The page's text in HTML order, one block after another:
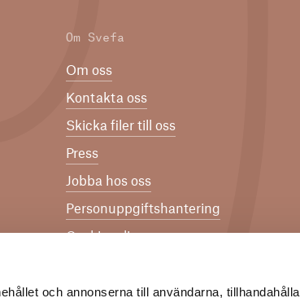
och annonserna till användarna, tillhandahålla
Om Svefa
Om oss
Kontakta oss
Skicka filer till oss
Press
Jobba hos oss
Per­son­upp­gifts­han­te­ring
Cookiepolicy
Svefas allmänna villkor och